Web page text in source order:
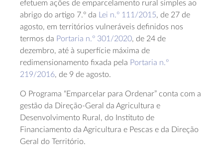
efetuem ações de emparcelamento rural simples ao
abrigo do artigo 7.º da
Lei n.º 111/2015, de 27 de
agosto, em territórios vulneráveis definidos nos
termos da Portaria n.º 301/2020, de 24 de
dezembro, até à superfície máxima de
redimensionamento fixada pela Portaria n.º
219/2016, de 9 de agosto.
O Programa “Emparcelar para Ordenar” conta com a
gestão da Direção-Geral da Agricultura e
Desenvolvimento Rural, do Instituto de
Financiamento da Agricultura e Pescas e da Direção
Geral do Território.